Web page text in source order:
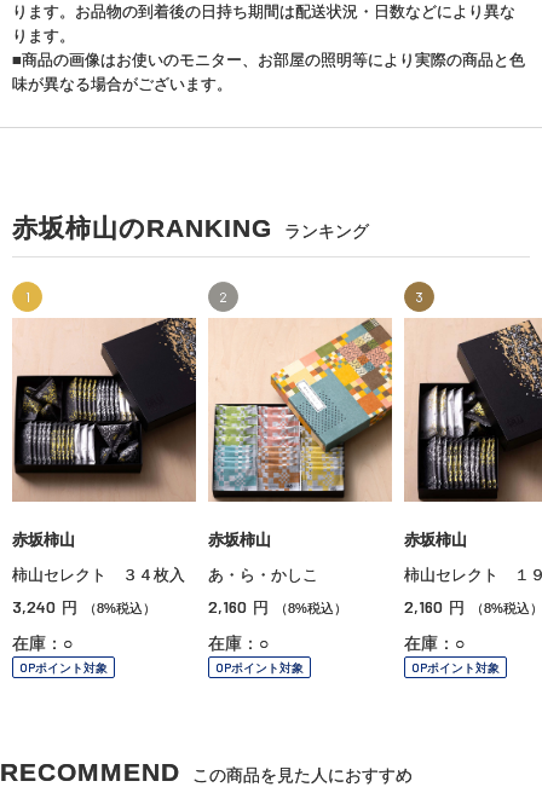
ります。お品物の到着後の日持ち期間は配送状況・日数などにより異な
ります。
■商品の画像はお使いのモニター、お部屋の照明等により実際の商品と色
味が異なる場合がございます。
赤坂柿山のRANKING ランキング
1
赤坂柿山
柿山セレクト ３４枚入
3,240 円 （8%税込）
在庫：○
OPポイント対象
2
赤坂柿山
あ・ら・かしこ
2,160 円 （8%税込）
在庫：○
OPポイント対象
3
赤坂柿山
柿山セレクト １
2,160 円 （8%税込）
在庫：○
OPポイント対象
RECOMMEND この商品を見た人におすすめ